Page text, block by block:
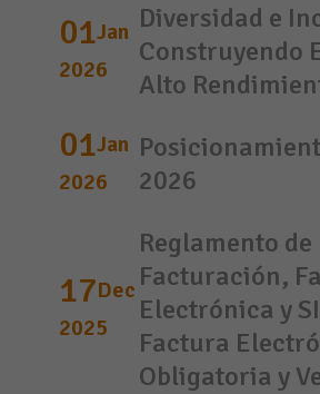
01Jan
2026
Diversidad e
Construyendo
Alto
01Jan
2026
2026
17Dec
2025
Reglamento de
Facturación,
Electrónica y
Factura
Obligatoria y